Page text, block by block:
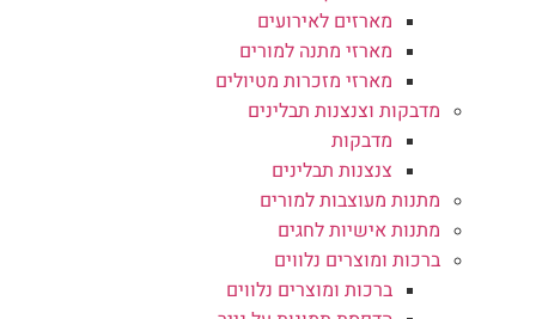
מארזים לאירועים
מארזי מתנה למורים
מארזי מזכרות מטיולים
מדבקות וצנצנות תבלינים
מדבקות
צנצנות תבלינים
מתנות מעוצבות למורים
מתנות אישיות לחגים
ברכות ומוצרים נלווים
ברכות ומוצרים נלווים